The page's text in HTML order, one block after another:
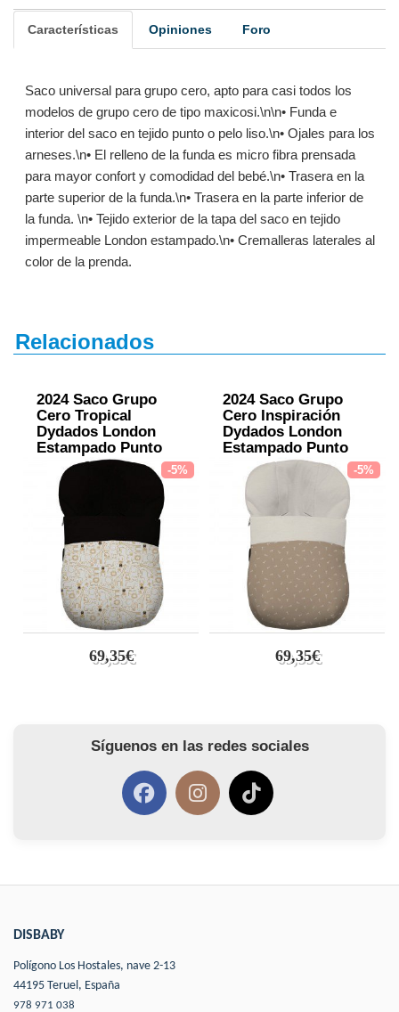
Características Opiniones Foro
Saco universal para grupo cero, apto para casi todos los
modelos de grupo cero de tipo maxicosi.\n\n• Funda e
interior del saco en tejido punto o pelo liso.\n• Ojales para los
arneses.\n• El relleno de la funda es micro fibra prensada
para mayor confort y comodidad del bebé.\n• Trasera en la
parte superior de la funda.\n• Trasera en la parte inferior de
la funda. \n• Tejido exterior de la tapa del saco en tejido
impermeable London estampado.\n• Cremalleras laterales al
color de la prenda.
Relacionados
2024 Saco Grupo
Cero Tropical
Dydados London
Estampado Punto
Negro
-5%
69,35€
2024 Saco Grupo
Cero Inspiración
Dydados London
Estampado Punto
Crudo
-5%
69,35€
Síguenos en las redes sociales
DISBABY
Polígono Los Hostales, nave 2-13
44195 Teruel, España
978 971 038